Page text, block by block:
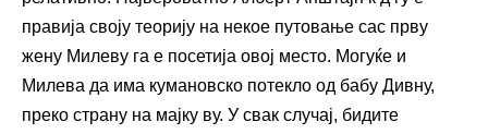
правија своју теорију на некое путовање сас прву
жену Милеву га е посетија овој место. Могуќе и
Милева да има кумановско потекло од бабу Дивну,
преко страну на мајку ву. У свак случај, бидите